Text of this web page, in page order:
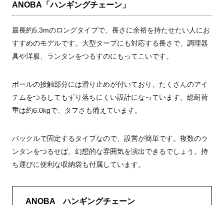
ANOBA「ハンギングチェーン」
最長約5.3mのロングタイプで、長さに余裕を持たせたい人にお
すすめのモデルです。大型タープにも対応する長さで、調理器
具や洋服、ランタンをつるすのにもってこいです。
ポールの接触部分には滑り止めが付いており、たくさんのアイ
テムをつるしてもずり落ちにくい設計になっています。総耐荷
重は約6.0kgで、タフさも備えています。
バックルで固定するタイプなので、設営が簡単です。複数のラ
ンタンをつるせば、幻想的な雰囲気を演出できるでしょう。持
ち運びに便利な収納袋も付属しています。
ANOBA ハンギングチェーン